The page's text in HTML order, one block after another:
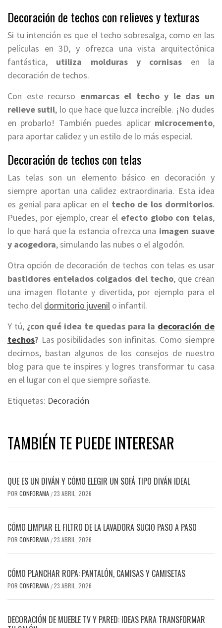
Decoración de techos con relieves y texturas
Si tu intención es que el techo sobresalga, como en las
películas en 3D, y ofrezca una vista arquitectónica
fantástica, utiliza molduras y cornisas en la
decoración de techos.
Con este recurso enmarcas el techo y le das un
relieve sutil, lo que hace que luzca increíble. ¡No dudes
en probarlo! También puedes aplicar microcemento,
para aportar calidez y un estilo de lo más especial.
Decoración de techos con telas
Las telas son un elemento básico en decoración y
siempre aportan una calidez extraordinaria. Esta idea
es genial para aplicar en el techo de los dormitorios.
Puedes, por ejemplo, crear el efecto globo con telas,
lo que hará que la estancia ofrezca una imagen suave
y acogedora, simulando las nubes o el algodón.
Otra opción de decoración de techos con telas es usar
bastidores entelados colgados del techo, que crean
una imagen flotante y divertida, por ejemplo para el
techo del dormitorio juvenil o infantil.
Y tú, ¿con qué idea te quedas para la decoración de
techos? Las posibilidades son infinitas. Como siempre
decimos, bastan algunos de los consejos de nuestro
blog para que te inspires y logres transformar tu casa
en el lugar con el que siempre soñaste.
Etiquetas: Decoración
TAMBIÉN TE PUEDE INTERESAR
QUE ES UN DIVÁN Y CÓMO ELEGIR UN SOFÁ TIPO DIVÁN IDEAL
POR CONFORAMA /23 ABRIL, 2026
CÓMO LIMPIAR EL FILTRO DE LA LAVADORA SUCIO PASO A PASO
POR CONFORAMA /23 ABRIL, 2026
CÓMO PLANCHAR ROPA: PANTALÓN, CAMISAS Y CAMISETAS
POR CONFORAMA /23 ABRIL, 2026
DECORACIÓN DE MUEBLE TV Y PARED: IDEAS PARA TRANSFORMAR